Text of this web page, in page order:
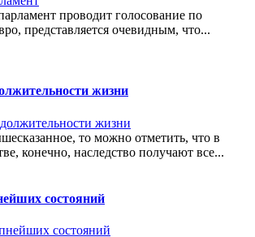
проводит голосование по
представляется очевидным, что...
жизни
то можно отметить, что в
конечно, наследство получают все...
состояний